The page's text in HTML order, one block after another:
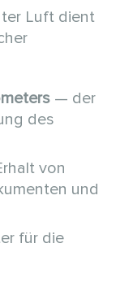
Luft dient
— der
des
von
und
für die